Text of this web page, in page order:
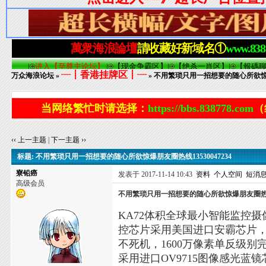
万众海浪论坛 »┈┋香港挂牌区┋┈» 不用繁琐只用一招想要的随心所欲
当网络繁忙时请选择： https://bbs.838778.com
‹‹ 上一主题 |下一主题 ››
标题: 不用繁琐只用一招想要的随心所欲惊爆朋友圈热线13530047234
寮铅癌
高级会员
发表于 2017-11-14 10:43 资料 个人空间 短消
不用繁琐只用一招想要的随心所欲惊爆朋友圈
KA72体积全球最小智能监控
控芯片采用美国进口安霸芯片
不死机，1600万像素单反级别
采用进口OV9715图像感光蓝